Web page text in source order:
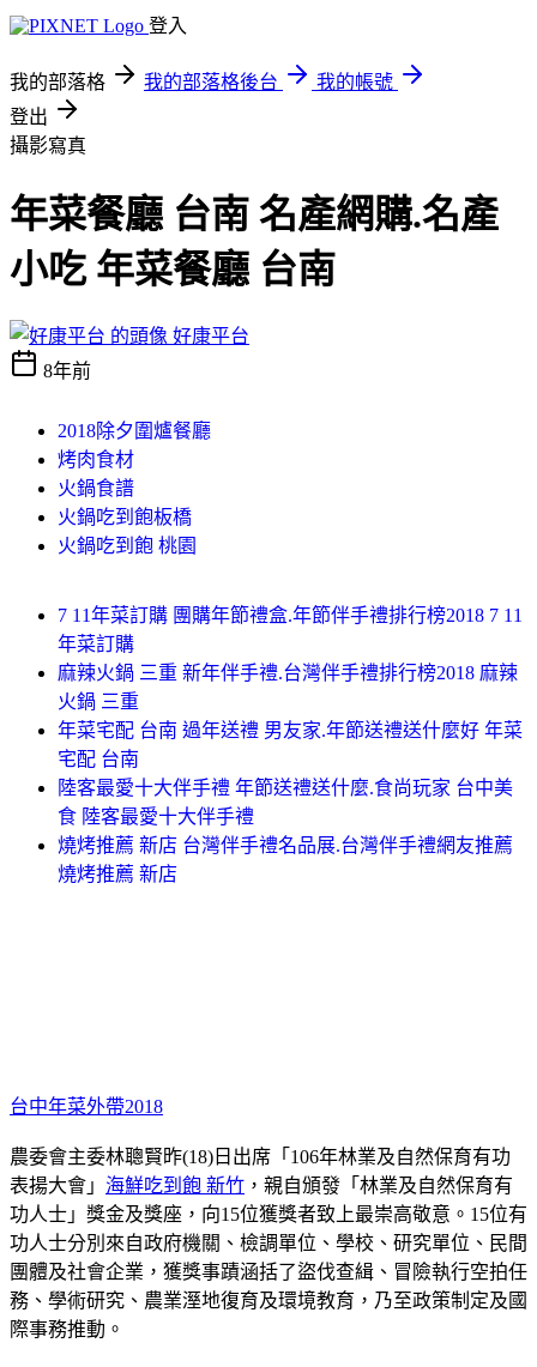
登入
我的部落格 我的部落格後台
我的帳號
登出
攝影寫真
年菜餐廳 台南 名產網購.名產
小吃 年菜餐廳 台南
好康平台
8年前
2018除夕圍爐餐廳
烤肉食材
火鍋食譜
火鍋吃到飽板橋
火鍋吃到飽 桃園
7 11年菜訂購 團購年節禮盒.年節伴手禮排行榜2018 7 11
年菜訂購
麻辣火鍋 三重 新年伴手禮.台灣伴手禮排行榜2018 麻辣
火鍋 三重
年菜宅配 台南 過年送禮 男友家.年節送禮送什麼好 年菜
宅配 台南
陸客最愛十大伴手禮 年節送禮送什麼.食尚玩家 台中美
食 陸客最愛十大伴手禮
燒烤推薦 新店 台灣伴手禮名品展.台灣伴手禮網友推薦
燒烤推薦 新店
台中年菜外帶2018
農委會主委林聰賢昨(18)日出席「106年林業及自然保育有功
表揚大會」 海鮮吃到飽 新竹 ，親自頒發「林業及自然保育有
功人士」獎金及獎座，向15位獲獎者致上最崇高敬意。15位有
功人士分別來自政府機關、檢調單位、學校、研究單位、民間
團體及社會企業，獲獎事蹟涵括了盜伐查緝、冒險執行空拍任
務、學術研究、農業溼地復育及環境教育，乃至政策制定及國
際事務推動。